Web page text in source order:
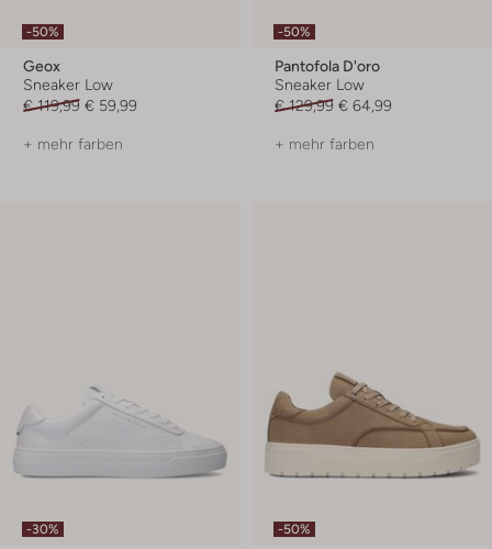
-50%
Geox
Sneaker Low
€ 119,99 € 59,99
+ mehr farben
-50%
Pantofola D'oro
Sneaker Low
€ 129,99 € 64,99
+ mehr farben
-30% -50%